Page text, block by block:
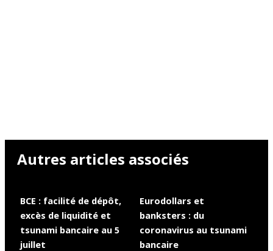
Autres articles associés
BCE : facilité de dépôt,
excès de liquidité et
tsunami bancaire au 5
juillet
Eurodollars et
banksters : du
coronavirus au tsunami
bancaire